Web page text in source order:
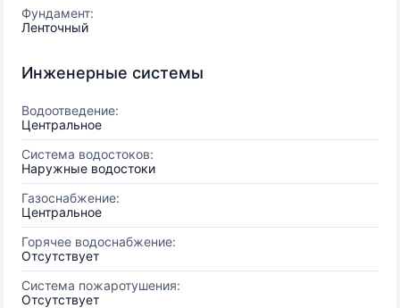
Фундамент:
Ленточный
Инженерные системы
Водоотведение:
Центральное
Система водостоков:
Наружные водостоки
Газоснабжение:
Центральное
Горячее водоснабжение:
Отсутствует
Система пожаротушения:
Отсутствует